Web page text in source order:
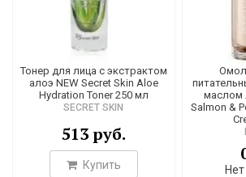
Тонер для лица с экстрактом
алоэ NEW Secret Skin Aloe
Hydration Toner 250 мл
SECRET SKIN
513 руб.
Купить
маслом
Salmon &